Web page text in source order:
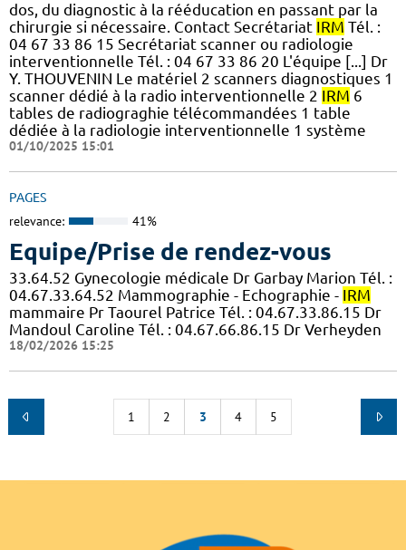
dos, du diagnostic à la rééducation en passant par la
chirurgie si nécessaire. Contact Secrétariat IRM Tél. :
04 67 33 86 15 Secrétariat scanner ou radiologie
interventionnelle Tél. : 04 67 33 86 20 L'équipe [...] Dr
Y. THOUVENIN Le matériel 2 scanners diagnostiques 1
scanner dédié à la radio interventionnelle 2 IRM 6
tables de radiograghie télécommandées 1 table
dédiée à la radiologie interventionnelle 1 système
01/10/2025 15:01
PAGES
relevance: 41%
Equipe/Prise de rendez-vous
33.64.52 Gynecologie médicale Dr Garbay Marion Tél. :
04.67.33.64.52 Mammographie - Echographie - IRM
mammaire Pr Taourel Patrice Tél. : 04.67.33.86.15 Dr
Mandoul Caroline Tél. : 04.67.66.86.15 Dr Verheyden
18/02/2026 15:25
1 2 3 4 5